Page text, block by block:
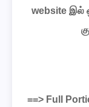
website இல்
==> Full